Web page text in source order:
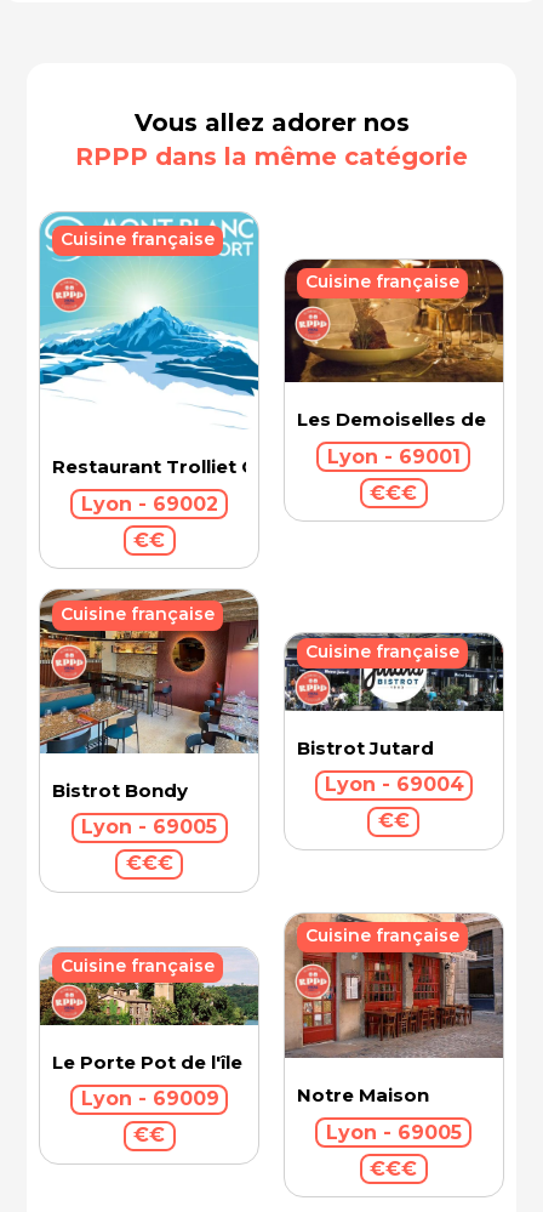
Vous allez adorer nos
RPPP dans la même catégorie
Restaurant Trolliet Grand Hotel Dieu
Lyon - 69002
€€
Cuisine française
Les Demoiselles de
Lyon - 69001
€€€
Cuisine française
Bistrot Bondy
Lyon - 69005
€€€
Cuisine française
Bistrot Jutard
Lyon - 69004
€€
Cuisine française
Le Porte Pot de l'île Barbe
Lyon - 69009
€€
Cuisine française
Notre Maison
Lyon - 69005
€€€
Cuisine française